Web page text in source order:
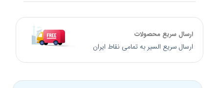
جنس عدسی
پوشش عدسی UV400 و ضد خش و پلاریزه
ارسال سریع محصولات
ارسال سریع السیر به تمامی نقاط ایران